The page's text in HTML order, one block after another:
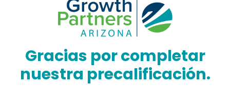
Gracias por completar
nuestra precalificación.